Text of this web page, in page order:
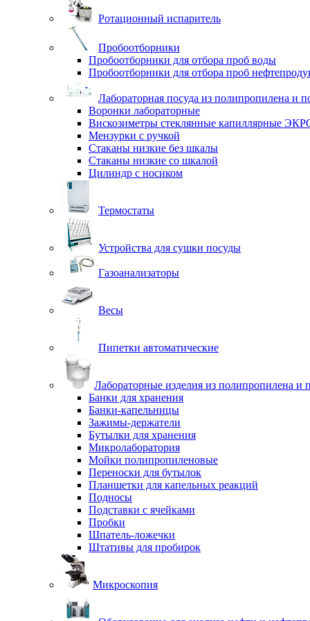
Ротационный испаритель
Пробоотборники
Пробоотборники для отбора проб воды
Пробоотборники для отбора проб
Лабораторная посуда из полипропилена и
Воронки лабораторные
Вискозиметры стеклянные капиллярные
Мензурки с ручкой
Стаканы низкие без шкалы
Стаканы низкие со шкалой
Цилиндр с носиком
Термостаты
Устройства для сушки посуды
Газоанализаторы
Весы
Пипетки автоматические
Лабораторные изделия из полипропилена и
Банки для хранения
Банки-капельницы
Зажимы-держатели
Бутылки для хранения
Микролаборатория
Мойки полипропиленовые
Переноски для бутылок
Планшетки для капельных реакций
Подносы
Подставки с ячейками
Пробки
Шпатель-ложечки
Штативы для пробирок
Микроскопия